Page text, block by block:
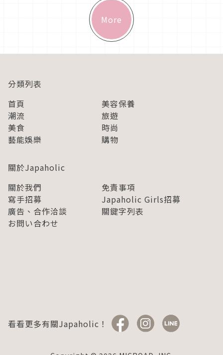
More
分類列表
首頁
美容保養
潮流
旅遊
美食
時尚
藝能娛樂
購物
關於Japaholic
關於我們
免責事項
寫手招募
Japaholic Girls招募
廣告、合作洽談
關鍵字列表
お問い合わせ
看看更多有關Japaholic！